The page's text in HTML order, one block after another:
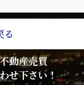
る
動産売買
せ下さい！